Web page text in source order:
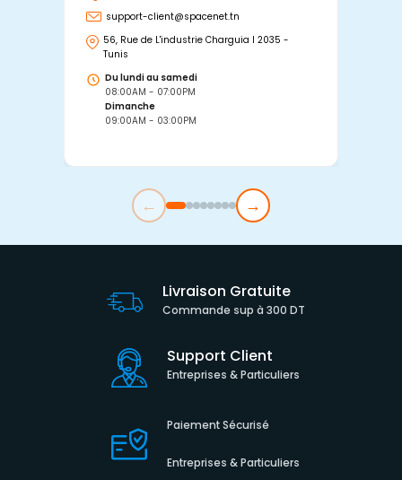
support-client@spacenet.tn
56, Rue de L'industrie Charguia I 2035 -
Tunis
Du lundi au samedi
08:00AM - 07:00PM
Dimanche
09:00AM - 03:00PM
← →
Livraison Gratuite
Commande sup à 300 DT
Support Client
Entreprises & Particuliers
Paiement Sécurisé
Entreprises & Particuliers